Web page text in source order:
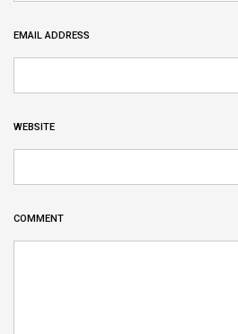
EMAIL ADDRESS
WEBSITE
COMMENT